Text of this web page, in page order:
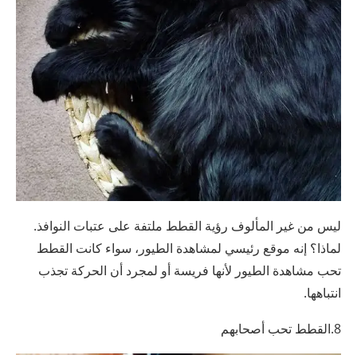
ليس من غير المألوف رؤية القطط ملتفة على عتبات النوافذ.
لماذا؟ إنه موقع رئيسي لمشاهدة الطيور، سواء كانت القطط
تحب مشاهدة الطيور لأنها فريسة أو لمجرد أن الحركة تجذب
انتباهها.
8.القطط تحب أصحابهم